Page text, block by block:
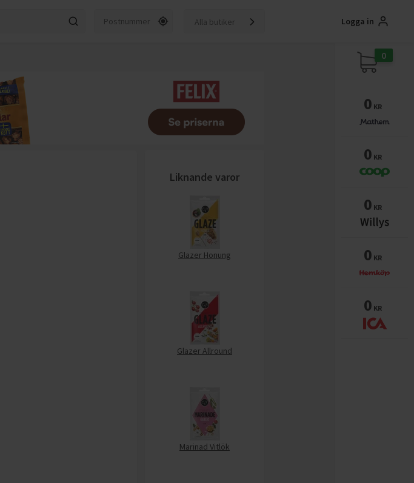
Alla butiker Logga in
Liknande varor
Glazer Honung
Glazer Allround
Marinad Vitlök
0
0 KR
0 KR
0 KR
0 KR
0 KR